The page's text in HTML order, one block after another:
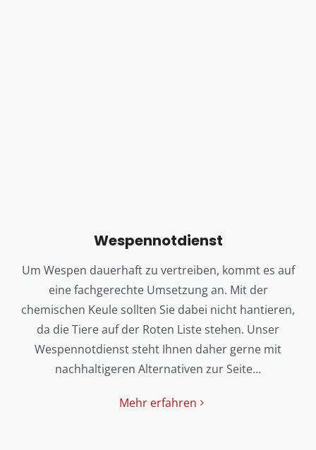
Wespennotdienst
Um Wespen dauerhaft zu vertreiben, kommt es auf
eine fachgerechte Umsetzung an. Mit der
chemischen Keule sollten Sie dabei nicht hantieren,
da die Tiere auf der Roten Liste stehen. Unser
Wespennotdienst steht Ihnen daher gerne mit
nachhaltigeren Alternativen zur Seite…
Mehr erfahren